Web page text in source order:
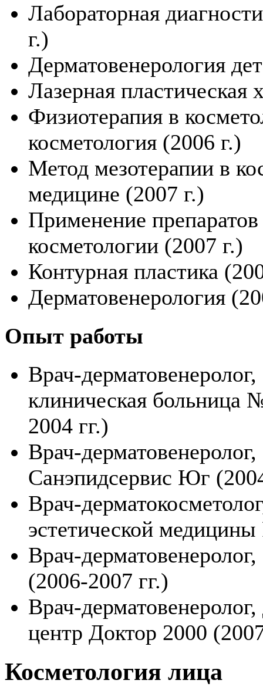
Лабораторная
г.)
Дерматовенерология
Лазерная пластическая
Физиотерапия в
косметология (2006 г.)
Метод мезотерапии в
медицине (2007 г.)
Применение
косметологии (2007 г.)
Контурная пластика
Дерматовенерология
Опыт работы
Врач-
клиническая больница
2004 гг.)
Врач-
Санэпидсервис Юг
Врач-
эстетической
Врач-
(2006-2007 гг.)
Врач-
центр Доктор 2000
Косметология лица